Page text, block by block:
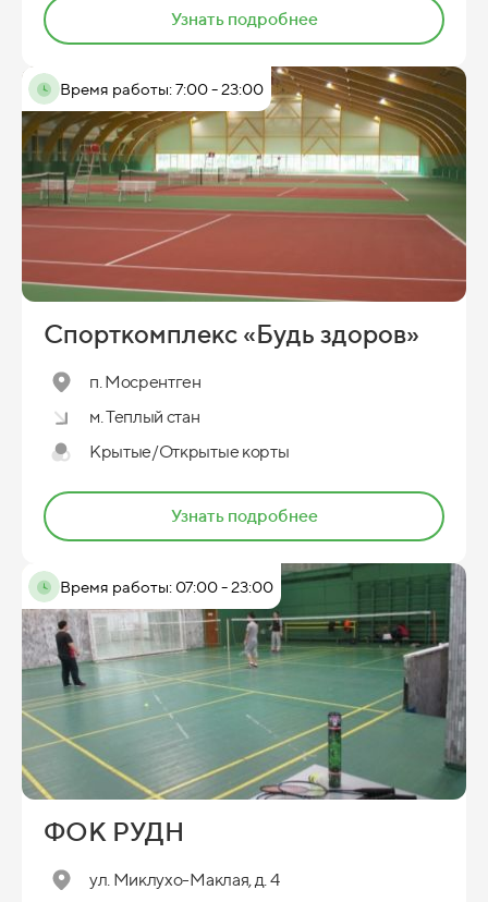
Узнать подробнее
Время работы: 7:00 - 23:00
Спорткомплекс «Будь здоров»
п. Мосрентген
м. Теплый стан
Крытые/Открытые корты
Узнать подробнее
Время работы: 07:00 - 23:00
ФОК РУДН
ул. Миклухо-Маклая, д. 4